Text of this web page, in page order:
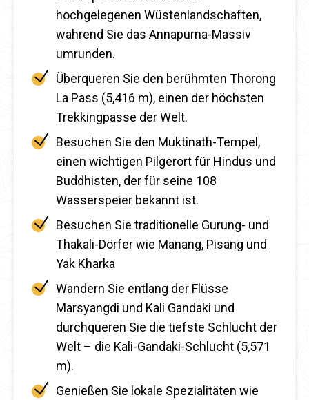
hochgelegenen Wüstenlandschaften,
während Sie das Annapurna-Massiv
umrunden.
Überqueren Sie den berühmten Thorong
La Pass (5,416 m), einen der höchsten
Trekkingpässe der Welt.
Besuchen Sie den Muktinath-Tempel,
einen wichtigen Pilgerort für Hindus und
Buddhisten, der für seine 108
Wasserspeier bekannt ist.
Besuchen Sie traditionelle Gurung- und
Thakali-Dörfer wie Manang, Pisang und
Yak Kharka
Wandern Sie entlang der Flüsse
Marsyangdi und Kali Gandaki und
durchqueren Sie die tiefste Schlucht der
Welt – die Kali-Gandaki-Schlucht (5,571
m).
Genießen Sie lokale Spezialitäten wie